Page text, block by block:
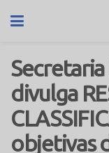
divulga
objetivas